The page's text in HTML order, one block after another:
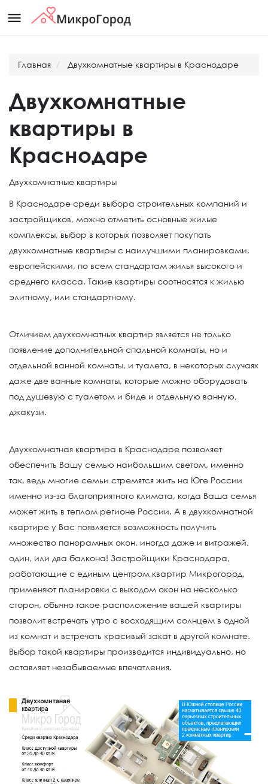
menu
Главная Двухкомнатные квартиры в Краснодаре
Двухкомнатные
квартиры в
Краснодаре
Двухкомнатные квартиры
В Краснодаре среди выбора строительных компаний и
застройщиков, можно отметить основные жилые
комплексы, выбор в которых позволяет покупать
двухкомнатные квартиры с наилучшими планировками,
европейскими, по всем стандартам жилья высокого и
среднего класса. Такие квартиры соотносятся к жилью
элитному, или стандартному.
Отличием двухкомнатных квартир является не только
появление дополнительной спальной комнаты, но и
отдельной ванной комнаты, и туалета, в некоторых случаях
даже две ванные комнаты, которые можно оборудовать
под душевую с туалетом и биде и отдельную ванную,
джакузи.
Двухкомнатная квартира в Краснодаре позволяет
обеспечить Вашу семью наибольшим светом, именно
так, ведь многие семьи стремятся жить на Юге России
именно из-за благоприятного климата, когда Ваша семья
может жить в теплом регионе России. А в двухкомнатной
квартире у Вас появляется возможность получить
множество панорамных окон, иногда даже и витражей,
один, или два балкона! Застройщики Краснодара,
работающие с единым центром квартир Микрогород,
применяют планировки с выходом окон на несколько
сторон, обычно такое расположение вашей квартиры
позволит встречать утро с восходящим солнцем в одной
из комнат и встречать красивый закат в другой комнате.
Выбор такой квартиры производится индивидуально, но
оставляет незабываемые впечатления.